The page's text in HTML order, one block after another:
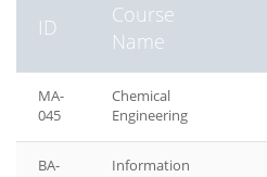
ID
Course
Name
MA-
045
Chemical
Engineering
BA-
Information